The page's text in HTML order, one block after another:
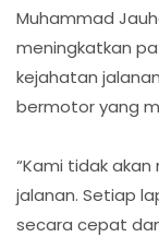
Muhammad
meningkatkan
kejahatan
bermotor yang
“Kami tidak
jalanan. Setiap
secara cepat